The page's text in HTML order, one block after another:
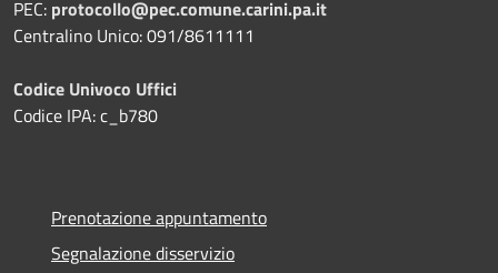
PEC: protocollo@pec.comune.carini.pa.it
Centralino Unico: 091/8611111
Codice Univoco Uffici
Codice IPA: c_b780
Prenotazione appuntamento
Segnalazione disservizio